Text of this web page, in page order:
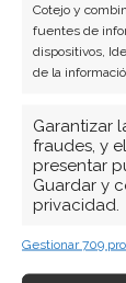
Cotejo y
fuentes de
dispositivos,
de la
Garantizar
fraudes, y
presentar
Guardar y
privacidad.
Gestionar 709